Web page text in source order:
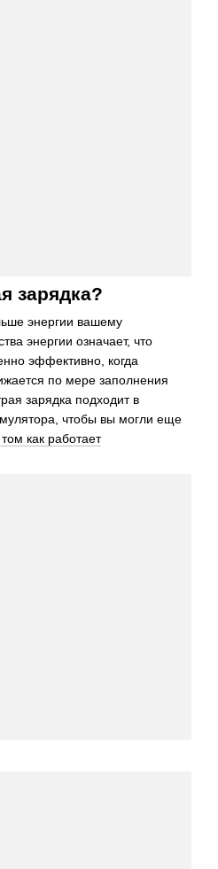
зарядка?
энергии вашему
энергии означает, что
эффективно, когда
по мере заполнения
зарядка подходит в
чтобы вы могли еще
как работает